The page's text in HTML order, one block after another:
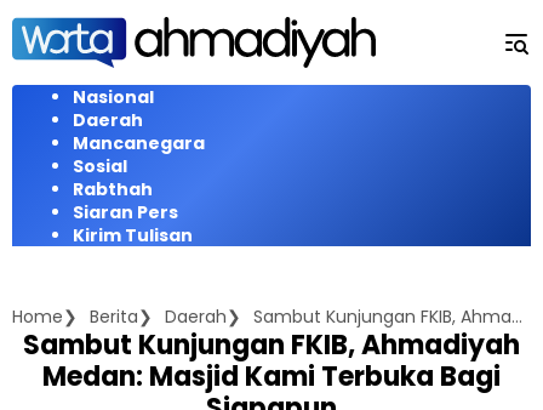
Langsung
konten
Nasional
Daerah
Mancanegara
Sosial
Rabthah
Siaran Pers
Kirim Tulisan
Home Berita Daerah Sambut Kunjungan FKIB, Ahmadiyah Medan: Masjid Kami Terbuka Bagi Siapapun
Sambut Kunjungan FKIB, Ahmadiyah
Medan: Masjid Kami Terbuka Bagi